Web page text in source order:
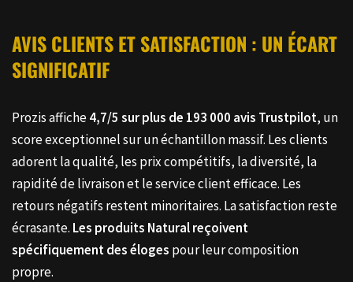
AVIS CLIENTS ET SATISFACTION : UN ÉCART
SIGNIFICATIF
Prozis affiche4,7/5 sur plus de 193 000 avis Trustpilot, un
score exceptionnel sur un échantillon massif. Les clients
adorent la qualité, les prix compétitifs, la diversité, la
rapidité de livraison et le service client efficace. Les
retours négatifs restent minoritaires. La satisfaction reste
écrasante. Les produits Natural reçoivent
spécifiquement des éloges pour leur composition
propre.